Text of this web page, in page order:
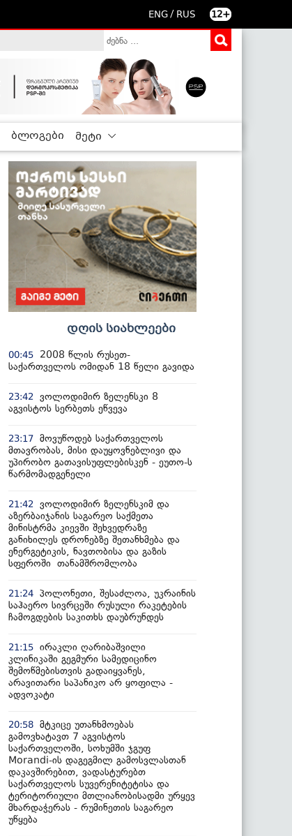
ENG / RUS 12+
ბლოგები მეტი
დღის სიახლეები
00:45
2008 წლის რუსეთ-
საქართველოს ომიდან 18 წელი გავიდა
23:42
ვოლოდიმირ ზელენსკი 8
აგვისტოს სერბეთს ეწვევა
23:17 მოვუწოდებ საქართველოს
მთავრობას, მისი დაუყოვნებლივი და
უპირობო გათავისუფლებისკენ - ეუთო-ს
წარმომადგენელი
21:42
ვოლოდიმირ ზელენსკიმ და
აზერბაიჯანის საგარეო საქმეთა
მინისტრმა კიევში შეხვედრაზე
განიხილეს დრონებზე შეთანხმება და
ენერგეტიკის, ნავთობისა და გაზის
სფეროში თანამშრომლობა
21:24 პოლონეთი, შესაძლოა, უკრაინის
საჰაერო სივრცეში რუსული რაკეტების
ჩამოგდების საკითხს დაუბრუნდეს
21:15 ირაკლი ღარიბაშვილი
კლინიკაში გეგმური სამედიცინო
შემოწმებისთვის გადაიყვანეს,
არავითარი საპანიკო არ ყოფილა -
ადვოკატი
20:58 მტკიცე უთანხმოებას
გამოვხატავთ 7 აგვისტოს
საქართველოში, სოხუმში ჯგუფ
Morandi-ის დაგეგმილ გამოსვლასთან
დაკავშირებით, ვადასტურებთ
საქართველოს სუვერენიტეტისა და
ტერიტორიული მთლიანობისადმი ურყევ
მხარდაჭერას - რუმინეთის საგარეო
უწყება